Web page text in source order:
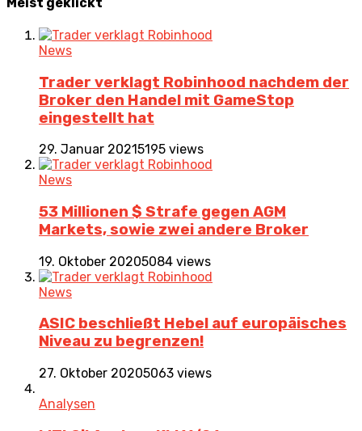
News
Trader verklagt Robinhood nachdem der
Broker den Handel mit GameStop
eingestellt hat
29. Januar 20215195 views
News
53 Millionen $ Strafe gegen AGM
Markets, sowie zwei andere Broker
19. Oktober 20205084 views
News
ASIC beschließt Hebel auf europäisches
Niveau zu begrenzen!
27. Oktober 20205063 views
Analysen